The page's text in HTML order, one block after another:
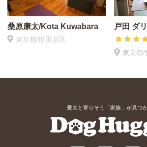
桑原康太/Kota Kuwabara
東京都/世田谷区
戸田 ダ
東京都/
愛犬と寄りそう「家族」が見つ